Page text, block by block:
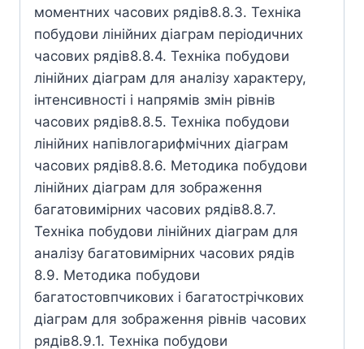
моментних часових рядів8.8.3. Техніка
побудови лінійних діаграм періодичних
часових рядів8.8.4. Техніка побудови
лінійних діаграм для аналізу характеру,
інтенсивності і напрямів змін рівнів
часових рядів8.8.5. Техніка побудови
лінійних напівлогарифмічних діаграм
часових рядів8.8.6. Методика побудови
лінійних діаграм для зображення
багатовимірних часових рядів8.8.7.
Техніка побудови лінійних діаграм для
аналізу багатовимірних часових рядів
8.9. Методика побудови
багатостовпчикових і багатострічкових
діаграм для зображення рівнів часових
рядів8.9.1. Техніка побудови